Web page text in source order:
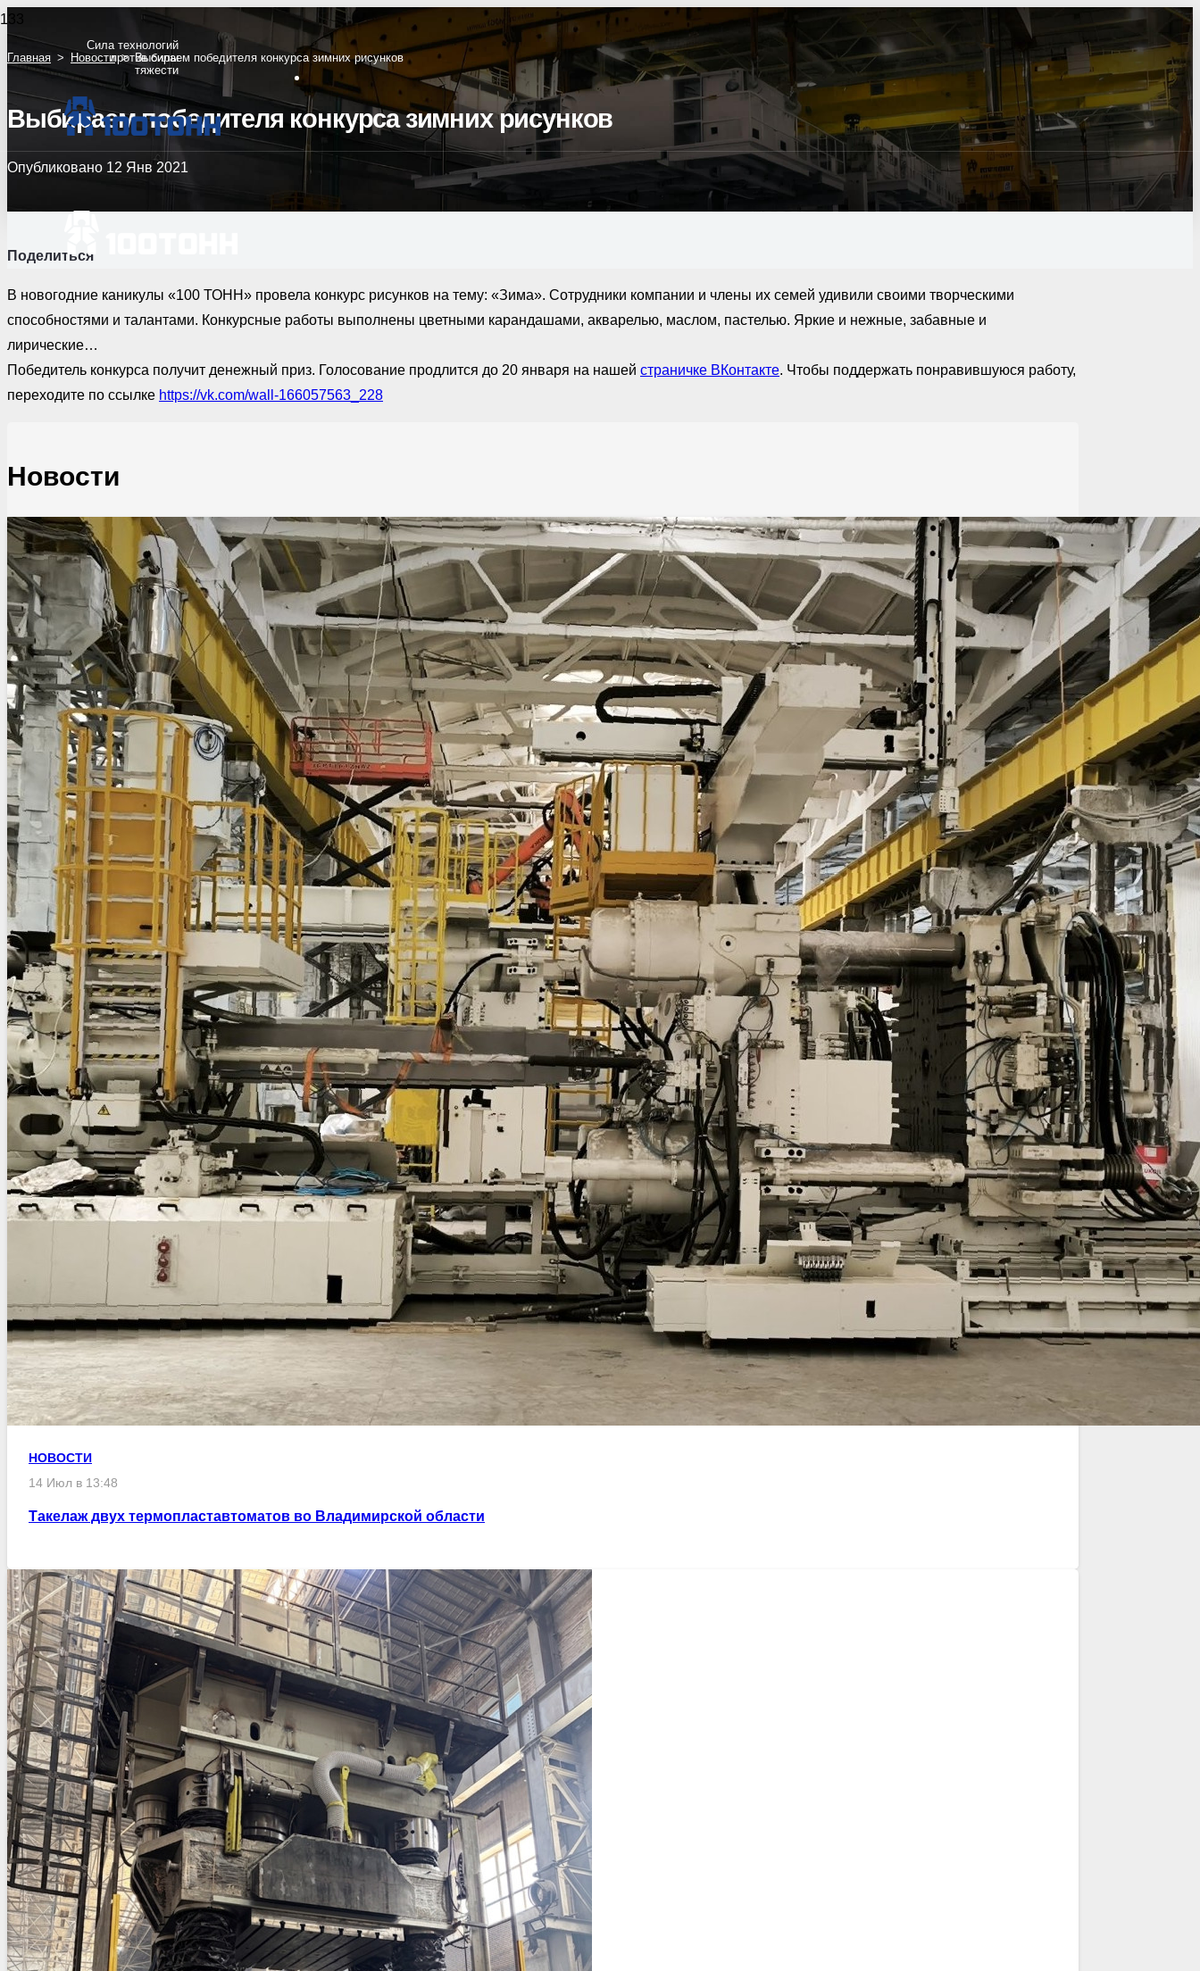
Сила технологий
против силы
тяжести
Главная > Новости > Выбираем победителя конкурса зимних рисунков
Выбираем победителя конкурса зимних рисунков
Опубликовано 12 Янв 2021
Поделиться
В новогодние каникулы «100 ТОНН» провела конкурс рисунков на тему: «Зима». Сотрудники компании и члены их семей удивили своими творческими
способностями и талантами. Конкурсные работы выполнены цветными карандашами, акварелью, маслом, пастелью. Яркие и нежные, забавные и
лирические…
Победитель конкурса получит денежный приз. Голосование продлится до 20 января на нашей страничке ВКонтакте. Чтобы поддержать понравившуюся работу,
переходите по ссылке https://vk.com/wall-166057563_228
Новости
НОВОСТИ
14 Июл в 13:48
Такелаж двух термопластавтоматов во Владимирской области